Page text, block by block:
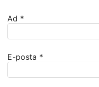
Ad *
E-posta *